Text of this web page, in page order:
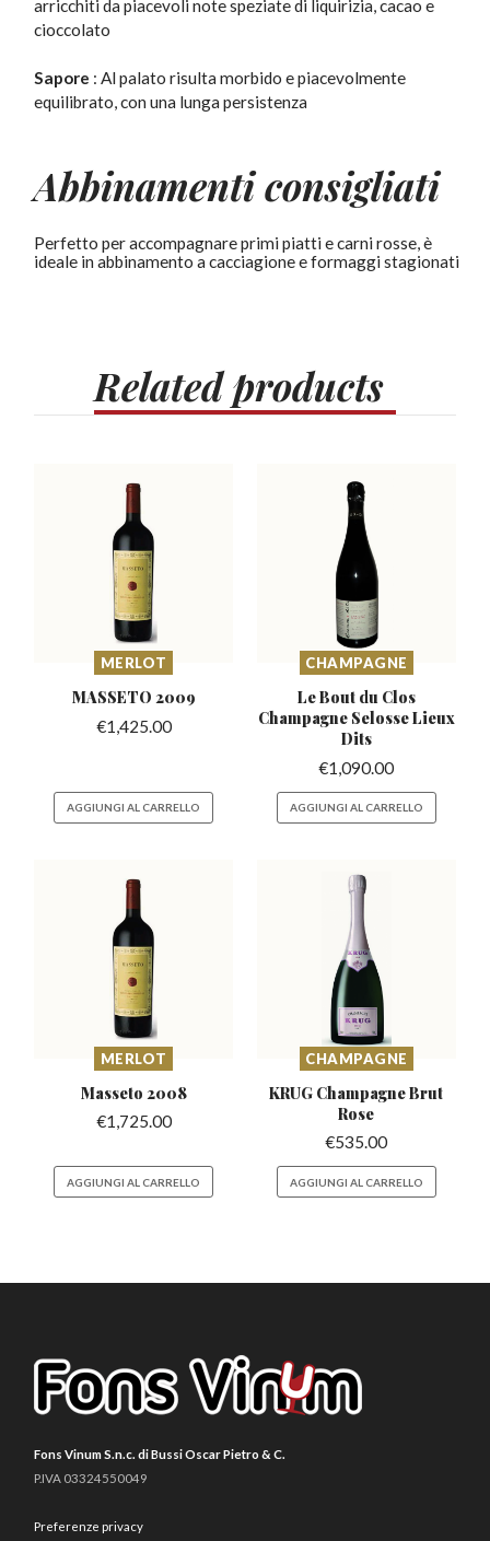
arricchiti da piacevoli note speziate di liquirizia, cacao e
cioccolato
Sapore : Al palato risulta morbido e piacevolmente
equilibrato, con una lunga persistenza
Abbinamenti consigliati
Perfetto per accompagnare primi piatti e carni rosse, è
ideale in abbinamento a cacciagione e formaggi stagionati
Relatedproducts
MERLOT
MASSETO 2009
€1,425.00
AGGIUNGI AL CARRELLO
CHAMPAGNE
Le Bout du Clos
Champagne Selosse Lieux
Dits
€1,090.00
AGGIUNGI AL CARRELLO
MERLOT
Masseto 2008
€1,725.00
AGGIUNGI AL CARRELLO
CHAMPAGNE
KRUG ChampagneBrut
Rose
€535.00
AGGIUNGI AL CARRELLO
Fons Vinum S.n.c. di Bussi Oscar Pietro & C.
P.IVA 03324550049
Preferenze privacy